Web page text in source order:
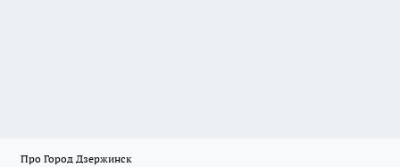
Про Город Дзержинск